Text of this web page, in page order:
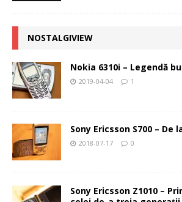
NOSTALGIVIEW
Nokia 6310i – Legendă
2019-04-04 1
Sony Ericsson S700 – De
2018-07-17 0
Sony Ericsson Z1010 –